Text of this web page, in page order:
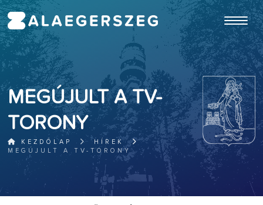
ugrás a fő tartalomhoz
MEGÚJULT A TV-
TORONY
KEZDŐLAP
HÍREK
MEGÚJULT A TV-TORONY